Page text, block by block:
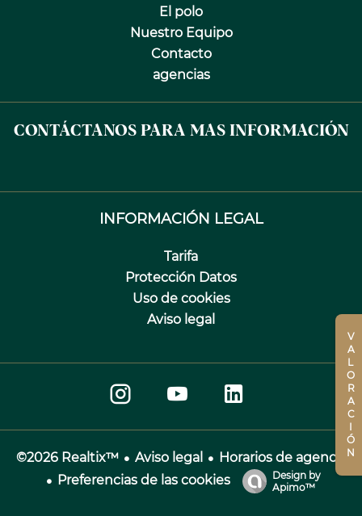
VALORACIÓN
El polo
Nuestro Equipo
Contacto
agencias
CONTÁCTANOS PARA MAS INFORMACIÓN
INFORMACIÓN LEGAL
Tarifa
Protección Datos
Uso de cookies
Aviso legal
©2026 Realtix™ Aviso legal
Horarios de agencia
Preferencias de las cookies
Design by
Apimo™